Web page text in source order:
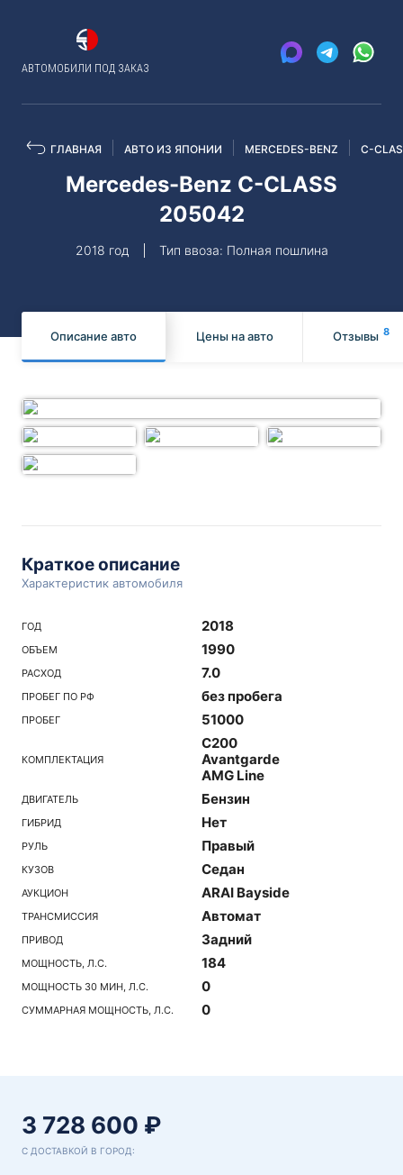
АВТОМОБИЛИ ПОД ЗАКАЗ
ГЛАВНАЯ АВТО ИЗ ЯПОНИИ MERCEDES-BENZ C-
Mercedes-Benz C-CLASS
205042
2018 год Тип ввоза: Полная пошлина
Описание авто Цены на авто Отзывы 8
Краткое описание
Характеристик автомобиля
ГОД 2018
ОБЪЕМ 1990
РАСХОД 7.0
ПРОБЕГ ПО РФ без пробега
ПРОБЕГ 51000
КОМПЛЕКТАЦИЯ
C200
Avantgarde
AMG Line
ДВИГАТЕЛЬ Бензин
ГИБРИД Нет
РУЛЬ Правый
КУЗОВ Седан
АУКЦИОН ARAI Bayside
ТРАНСМИССИЯ Автомат
ПРИВОД Задний
МОЩНОСТЬ, Л.С. 184
МОЩНОСТЬ 30 МИН, Л.С. 0
СУММАРНАЯ МОЩНОСТЬ, Л.С. 0
3 728 600 ₽
С ДОСТАВКОЙ В ГОРОД: